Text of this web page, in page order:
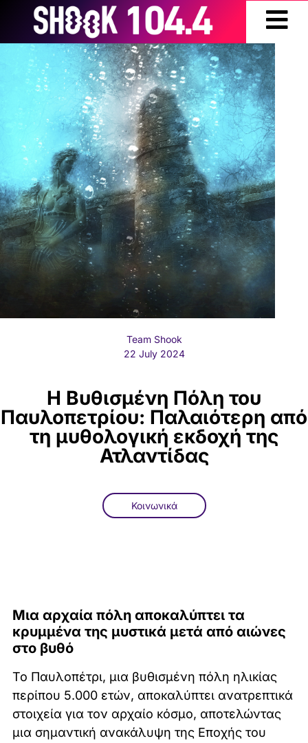
Team Shook
22 July 2024
Η Βυθισμένη Πόλη του
Παυλοπετρίου: Παλαιότερη από
τη μυθολογική εκδοχή της
Ατλαντίδας
Κοινωνικά
Μια αρχαία πόλη αποκαλύπτει τα
κρυμμένα της μυστικά μετά από αιώνες
στο βυθό
Το Παυλοπέτρι, μια βυθισμένη πόλη ηλικίας
περίπου 5.000 ετών, αποκαλύπτει ανατρεπτικά
στοιχεία για τον αρχαίο κόσμο, αποτελώντας
μια σημαντική ανακάλυψη της Εποχής του